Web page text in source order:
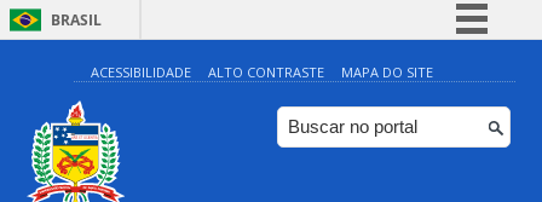
BRASIL
Simplifique!
Comunica BR
Participe
ACESSIBILIDADE ALTO CONTRASTE MAPA DO SITE